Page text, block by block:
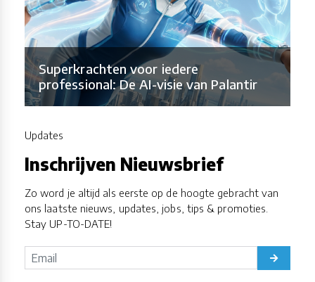
Superkrachten voor iedere
professional: De AI-visie van Palantir
Updates
Inschrijven Nieuwsbrief
Zo word je altijd als eerste op de hoogte gebracht van
ons laatste nieuws, updates, jobs, tips & promoties.
Stay UP-TO-DATE!